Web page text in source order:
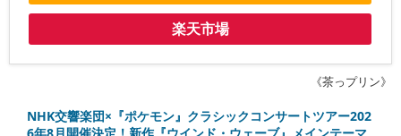
楽天市場
《茶っプリン》
NHK交響楽団×『ポケモン』クラシックコンサートツアー202